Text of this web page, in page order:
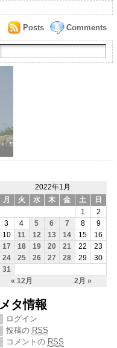
Comments
Posts
2022年1月
月
火 水 木 金 土 日
« 12月 2月 »
1
2
3
4 5 6 7 8
9
10
11 12 13 14 15
16
17
18 19 20 21 22
23
24
25 26 27 28 29
30
31
メタ情報
ログイン
投稿の RSS
コメントの RSS